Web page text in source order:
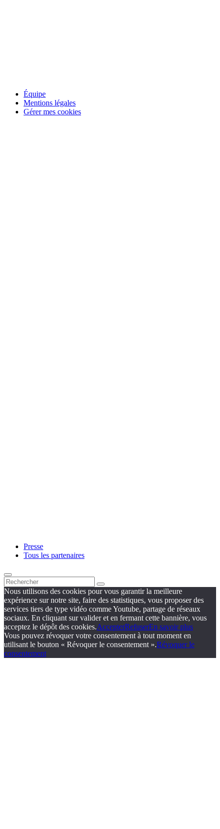
Équipe
Mentions légales
Gérer mes cookies
Presse
Tous les partenaires
Nous utilisons des cookies pour vous garantir la meilleure
expérience sur notre site, faire des statistiques, vous proposer des
services tiers de type vidéo comme Youtube, partage de réseaux
sociaux. En cliquant sur valider et en fermant cette bannière, vous
acceptez le dépôt des cookies.AccepterRefuserEn savoir plus
Vous pouvez révoquer votre consentement à tout moment en
utilisant le bouton « Révoquer le consentement ».Révoquer le
consentement